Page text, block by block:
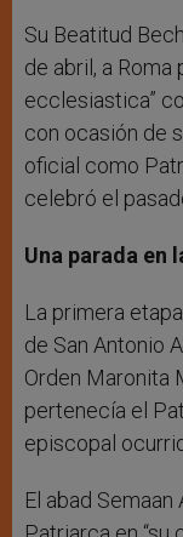
Su Beatitud
de abril, a Roma
ecclesiastica”
con ocasión de
oficial como
celebró el
Una parada en
La primera
de San Antonio
Orden Maronita
pertenecía el
episcopal
El abad Semaan